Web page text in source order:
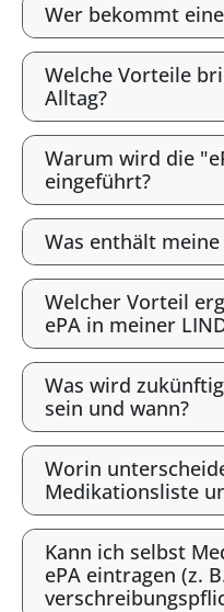
Wer bekommt eine
Welche Vorteile
Alltag?
Warum wird die
eingeführt?
Was enthält meine
Welcher Vorteil
ePA in meiner
Was wird
sein und wann?
Worin
Medikationsliste
Kann ich selbst
ePA eintragen (z.